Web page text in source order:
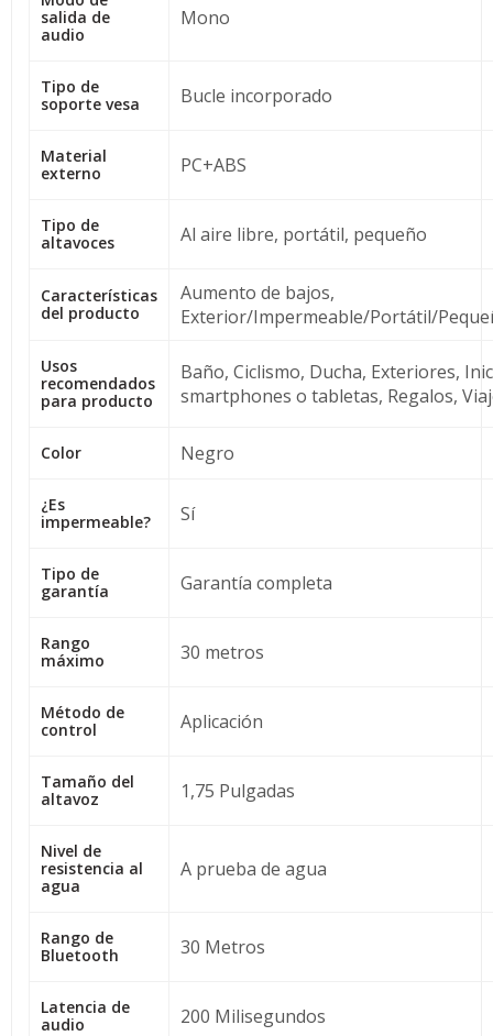
salida de
audio
Mono
Tipo de
soporte vesa
Bucle incorporado
Material
externo
PC+ABS
Tipo de
altavoces
Al aire libre, portátil, pequeño
Características
del producto
Aumento de bajos,
Exterior/Impermeable/Portátil/
Usos
recomendados
para producto
Baño, Ciclismo, Ducha, Exteriores,
smartphones o tabletas, Regalos,
Color Negro
¿Es
impermeable?
Sí
Tipo de
garantía
Garantía completa
Rango
máximo
30 metros
Método de
control
Aplicación
Tamaño del
altavoz
1,75 Pulgadas
Nivel de
resistencia al
agua
A prueba de agua
Rango de
Bluetooth
30 Metros
Latencia de
audio
200 Milisegundos